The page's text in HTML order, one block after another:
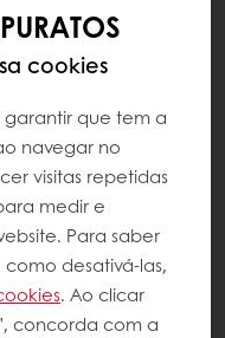
cookies
garantir que tem a
navegar no
visitas repetidas
medir e
Para saber
desativá-las,
. Ao clicar
concorda com a